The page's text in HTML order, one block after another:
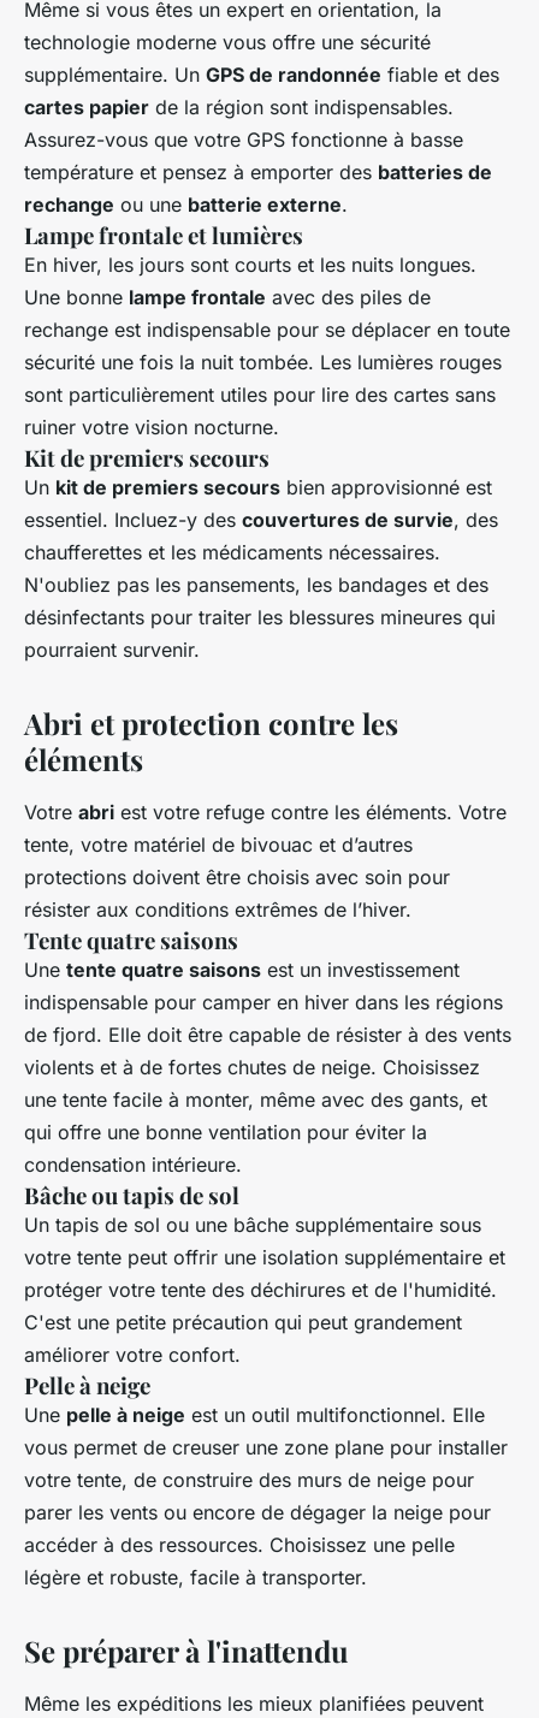
Même si vous êtes un expert en orientation, la
technologie moderne vous offre une sécurité
supplémentaire. Un GPS de randonnée fiable et des
cartes papier de la région sont indispensables.
Assurez-vous que votre GPS fonctionne à basse
température et pensez à emporter des batteries de
rechange ou une batterie externe.
Lampe frontale et lumières
En hiver, les jours sont courts et les nuits longues.
Une bonne lampe frontale avec des piles de
rechange est indispensable pour se déplacer en toute
sécurité une fois la nuit tombée. Les lumières rouges
sont particulièrement utiles pour lire des cartes sans
ruiner votre vision nocturne.
Kit de premiers secours
Un kit de premiers secours bien approvisionné est
essentiel. Incluez-y des couvertures de survie, des
chaufferettes et les médicaments nécessaires.
N'oubliez pas les pansements, les bandages et des
désinfectants pour traiter les blessures mineures qui
pourraient survenir.
Abri et protection contre les
éléments
Votre abri est votre refuge contre les éléments. Votre
tente, votre matériel de bivouac et d’autres
protections doivent être choisis avec soin pour
résister aux conditions extrêmes de l’hiver.
Tente quatre saisons
Une tente quatre saisons est un investissement
indispensable pour camper en hiver dans les régions
de fjord. Elle doit être capable de résister à des vents
violents et à de fortes chutes de neige. Choisissez
une tente facile à monter, même avec des gants, et
qui offre une bonne ventilation pour éviter la
condensation intérieure.
Bâche ou tapis de sol
Un tapis de sol ou une bâche supplémentaire sous
votre tente peut offrir une isolation supplémentaire et
protéger votre tente des déchirures et de l'humidité.
C'est une petite précaution qui peut grandement
améliorer votre confort.
Pelle à neige
Une pelle à neige est un outil multifonctionnel. Elle
vous permet de creuser une zone plane pour installer
votre tente, de construire des murs de neige pour
parer les vents ou encore de dégager la neige pour
accéder à des ressources. Choisissez une pelle
légère et robuste, facile à transporter.
Se préparer à l'inattendu
Même les expéditions les mieux planifiées peuvent